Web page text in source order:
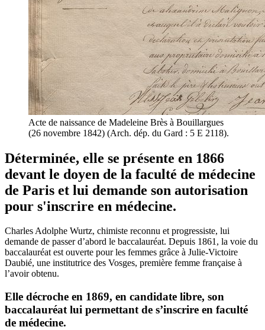
Acte de naissance de Madeleine Brès à Bouillargues
(26 novembre 1842) (Arch. dép. du Gard : 5 E 2118).
Déterminée, elle se présente en 1866
devant le doyen de la faculté de médecine
de Paris et lui demande son autorisation
pour s'inscrire en médecine.
Charles Adolphe Wurtz, chimiste reconnu et progressiste, lui
demande de passer d’abord le baccalauréat. Depuis 1861, la voie du
baccalauréat est ouverte pour les femmes grâce à Julie-Victoire
Daubié, une institutrice des Vosges, première femme française à
l’avoir obtenu.
Elle décroche en 1869, en candidate libre, son
baccalauréat lui permettant de s’inscrire en faculté
de médecine.